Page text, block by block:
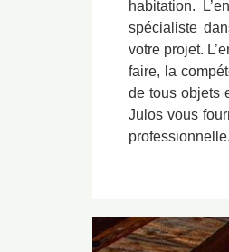
habitation.
spécialiste
votre projet.
faire, la
de tous objets
Julos vous
professionnelle.